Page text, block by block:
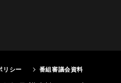
リシー 番組審議会資料